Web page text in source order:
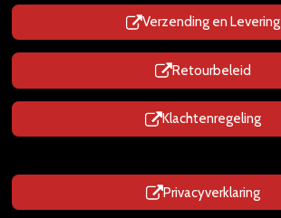
Verzending en Levering
Retourbeleid
Klachtenregeling
Privacyverklaring